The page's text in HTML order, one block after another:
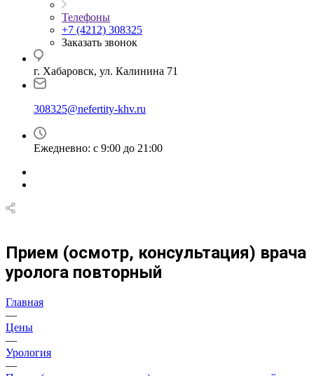
Телефоны
+7 (4212) 308325
Заказать звонок
г. Хабаровск, ул. Калинина 71
308325@nefertity-khv.ru
Ежедневно: с 9:00 до 21:00
Прием (осмотр, консультация) врача
уролога повторный
Главная
—
Цены
—
Урология
—